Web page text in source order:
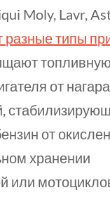
Moly, Lavr,
типы
от нагара
от
хранении
или